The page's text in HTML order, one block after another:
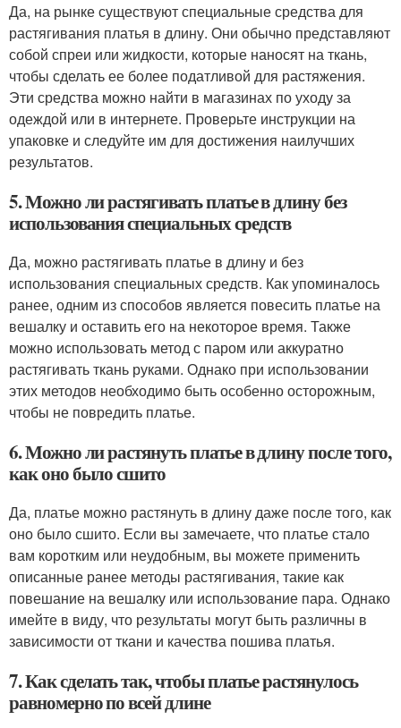
Да, на рынке существуют специальные средства для
растягивания платья в длину. Они обычно представляют
собой спреи или жидкости, которые наносят на ткань,
чтобы сделать ее более податливой для растяжения.
Эти средства можно найти в магазинах по уходу за
одеждой или в интернете. Проверьте инструкции на
упаковке и следуйте им для достижения наилучших
результатов.
5. Можно ли растягивать платье в длину без
использования специальных средств
Да, можно растягивать платье в длину и без
использования специальных средств. Как упоминалось
ранее, одним из способов является повесить платье на
вешалку и оставить его на некоторое время. Также
можно использовать метод с паром или аккуратно
растягивать ткань руками. Однако при использовании
этих методов необходимо быть особенно осторожным,
чтобы не повредить платье.
6. Можно ли растянуть платье в длину после того,
как оно было сшито
Да, платье можно растянуть в длину даже после того, как
оно было сшито. Если вы замечаете, что платье стало
вам коротким или неудобным, вы можете применить
описанные ранее методы растягивания, такие как
повешание на вешалку или использование пара. Однако
имейте в виду, что результаты могут быть различны в
зависимости от ткани и качества пошива платья.
7. Как сделать так, чтобы платье растянулось
равномерно по всей длине